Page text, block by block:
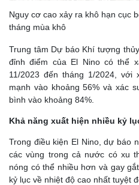
Nguy cơ cao xảy ra khô hạn cục
tháng mùa khô
Trung tâm Dự báo Khí tượng
đỉnh điểm của El Nino có thể
11/2023 đến tháng 1/2024,
mạnh vào khoảng 56% và xác
bình vào khoảng 84%.
Khả năng xuất hiện nhiều kỷ
Trong điều kiện El Nino, dự báo
các vùng trong cả nước có xu
nóng có thể nhiều hơn và gay
kỷ lục về nhiệt độ cao nhất tuyệt